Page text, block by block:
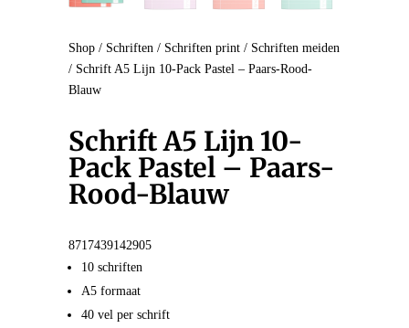
Shop/ Schriften / Schriften print/ Schriften meiden
/ Schrift A5 Lijn 10-Pack Pastel – Paars-Rood-
Blauw
Schrift A5 Lijn 10-
Pack Pastel – Paars-
Rood-Blauw
8717439142905
10 schriften
A5 formaat
40 vel per schrift